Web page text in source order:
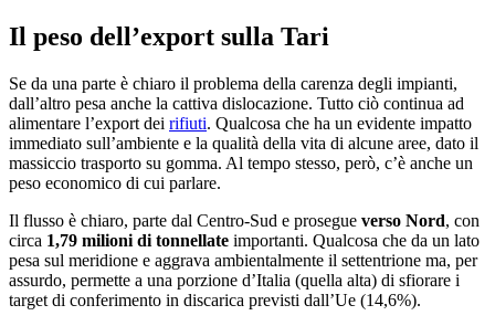
Il peso dell’export sulla Tari
Se da una parte è chiaro il problema della carenza degli impianti,
dall’altro pesa anche la cattiva dislocazione. Tutto ciò continua ad
alimentare l’export dei rifiuti. Qualcosa che ha un evidente impatto
immediato sull’ambiente e la qualità della vita di alcune aree, dato il
massiccio trasporto su gomma. Al tempo stesso, però, c’è anche un
peso economico di cui parlare.
Il flusso è chiaro, parte dal Centro-Sud e prosegue verso Nord, con
circa 1,79 milioni di tonnellate importanti. Qualcosa che da un lato
pesa sul meridione e aggrava ambientalmente il settentrione ma, per
assurdo, permette a una porzione d’Italia (quella alta) di sfiorare i
target di conferimento in discarica previsti dall’Ue (14,6%).